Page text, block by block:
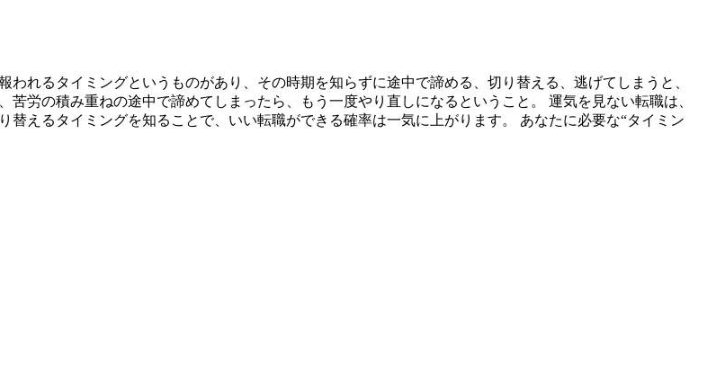
れるタイミングというものがあり、その時期を知らずに途中で諦める、切り替える、逃げてしまうと、
労の積み重ねの途中で諦めてしまったら、もう一度やり直しになるということ。 運気を見ない転職は、
えるタイミングを知ることで、いい転職ができる確率は一気に上がります。 あなたに必要な“タイミン